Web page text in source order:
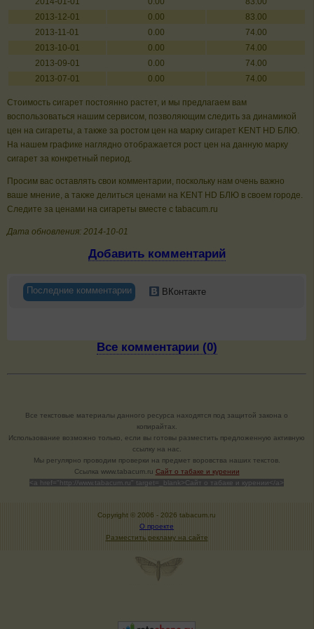
2013-12-01
0.00
83.00
2013-11-01
0.00
74.00
2013-10-01
0.00
74.00
2013-09-01
0.00
74.00
2013-07-01
0.00 74.00
Стоимость сигарет постоянно растет, и мы предлагаем вам
воспользоваться нашим сервисом, позволяющим следить за динамикой
цен на сигареты, а также за ростом цен на марку сигарет KENT HD БЛЮ.
На нашем графике наглядно отображается рост цен на данную марку
сигарет за конкретный период.
Просим вас оставлять свои комментарии, поскольку нам очень важно
ваше мнение, а также делиться ценами на KENT HD БЛЮ в своем городе.
Следите за ценами на сигареты вместе с tabacum.ru
Дата обновления: 2014-10-01
Добавить комментарий
Последние комментарии ВКонтакте
Все комментарии (0)
Все текстовые материалы данного ресурса находятся под защитой закона о
копирайтах.
Использование возможно только, если вы готовы разместить предложенную активную
ссылку на нас.
Мы регулярно проводим проверки на предмет воровства наших текстов.
Cсылка www.tabacum.ru Сайт о табаке и курении
<a href="http://www.tabacum.ru" target=_blank>Сайт о табаке и курении</a>
Copyright © 2006 - 2026 tabacum.ru
О проекте
Разместить рекламу на сайте